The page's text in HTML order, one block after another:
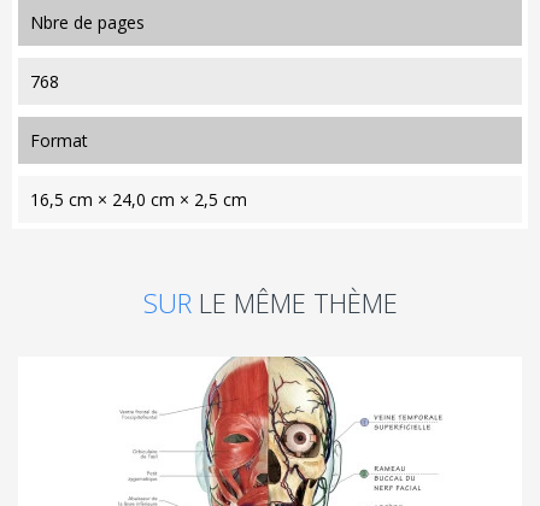
nbre de pages
768
format
16,5 cm × 24,0 cm × 2,5 cm
SUR LE MÊME THÈME